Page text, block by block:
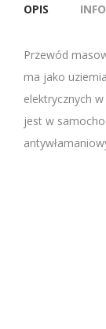
OPIS
Przewód
ma jako
elektrycznych
jest w